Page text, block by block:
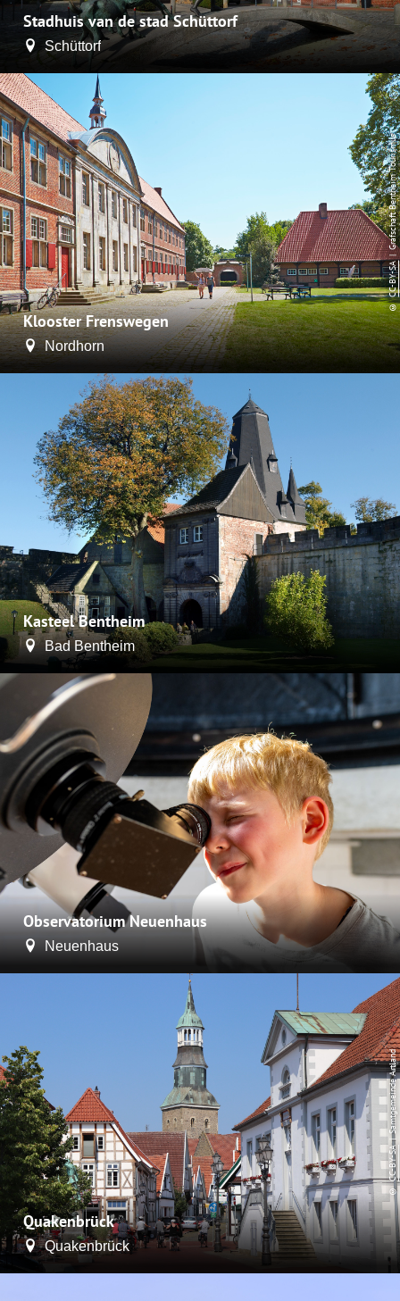
Stadhuis van de stad Schüttorf
Schüttorf
©
CC-BY-SA
| Grafschaft Bentheim Tourismus
Klooster Frenswegen
Nordhorn
Kasteel Bentheim
Bad Bentheim
Observatorium Neuenhaus
Neuenhaus
©
CC-BY-SA
| Samtgemeinde Artland
Quakenbrück
Quakenbrück